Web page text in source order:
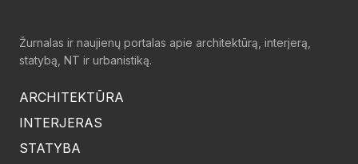
Žurnalas ir naujienų portalas apie architektūrą, interjerą,
statybą, NT ir urbanistiką.
ARCHITEKTŪRA
INTERJERAS
STATYBA